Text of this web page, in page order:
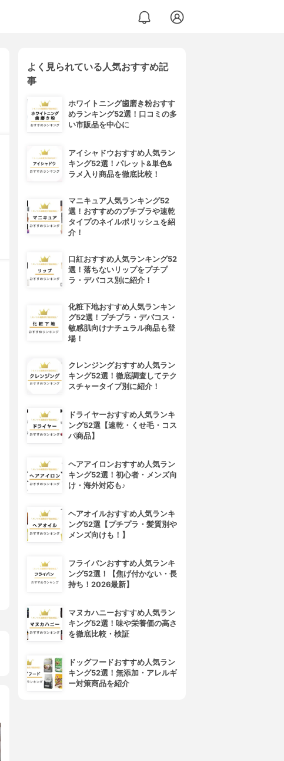
よく見られている人気おすすめ記
事
ホワイトニング歯磨き粉おすす
めランキング52選！口コミの多
い市販品を中心に
アイシャドウおすすめ人気ラン
キング52選！パレット&単色&
ラメ入り商品を徹底比較！
マニキュア人気ランキング52
選！おすすめのプチプラや速乾
タイプのネイルポリッシュを紹
介！
口紅おすすめ人気ランキング52
選！落ちないリップをプチプ
ラ・デパコス別に紹介！
化粧下地おすすめ人気ランキン
グ52選！プチプラ・デパコス・
敏感肌向けナチュラル商品も登
場！
クレンジングおすすめ人気ラン
キング52選！徹底調査してテク
スチャータイプ別に紹介！
ドライヤーおすすめ人気ランキ
ング52選【速乾・くせ毛・コス
パ商品】
ヘアアイロンおすすめ人気ラン
キング52選！初心者・メンズ向
け・海外対応も♪
ヘアオイルおすすめ人気ランキ
ング52選【プチプラ・髪質別や
メンズ向けも！】
フライパンおすすめ人気ランキ
ング52選！【焦げ付かない・長
持ち！2026最新】
マヌカハニーおすすめ人気ラン
キング52選！味や栄養価の高さ
を徹底比較・検証
ドッグフードおすすめ人気ラン
キング52選！無添加・アレルギ
ー対策商品を紹介